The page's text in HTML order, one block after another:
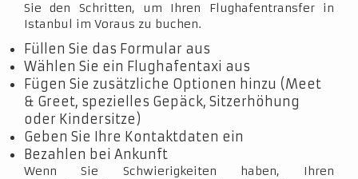
Sie den Schritten, um Ihren Flughafentransfer in
Istanbul im Voraus zu buchen.
Füllen Sie das Formular aus
Wählen Sie ein Flughafentaxi aus
Fügen Sie zusätzliche Optionen hinzu (Meet
& Greet, spezielles Gepäck, Sitzerhöhung
oder Kindersitze)
Geben Sie Ihre Kontaktdaten ein
Bezahlen bei Ankunft
Wenn Sie Schwierigkeiten haben, Ihren